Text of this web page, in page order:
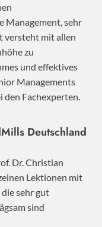
Management, sehr
versteht mit allen
zu
und effektives
Managements
den Fachexperten.
Deutschland
Dr. Christian
Lektionen mit
sehr gut
sind